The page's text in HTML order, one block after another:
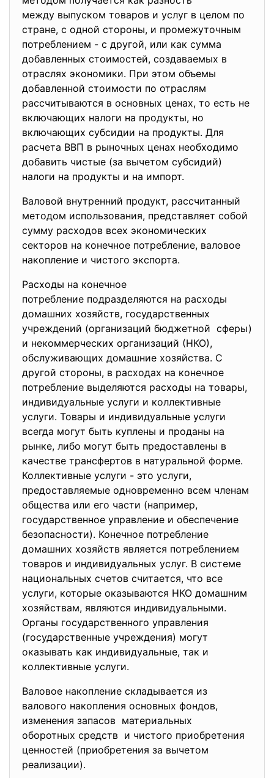
между выпуском товаров и услуг в целом по
стране, с одной стороны, и промежуточным
потреблением - с другой, или как сумма
добавленных стоимостей, создаваемых в
отраслях экономики. При этом объемы
добавленной стоимости по отраслям
рассчитываются в основных ценах, то есть не
включающих налоги на продукты, но
включающих субсидии на продукты. Для
расчета ВВП в рыночных ценах необходимо
добавить чистые (за вычетом субсидий)
налоги на продукты и на импорт.
Валовой внутренний продукт, рассчитанный
методом использования, представляет собой
сумму расходов всех экономических
секторов на конечное потребление, валовое
накопление и чистого экспорта.
Расходы на конечное
потребление подразделяются на расходы
домашних хозяйств, государственных
учреждений (организаций бюджетной сферы)
и некоммерческих организаций (НКО),
обслуживающих домашние хозяйства. С
другой стороны, в расходах на конечное
потребление выделяются расходы на товары,
индивидуальные услуги и коллективные
услуги. Товары и индивидуальные услуги
всегда могут быть куплены и проданы на
рынке, либо могут быть предоставлены в
качестве трансфертов в натуральной форме.
Коллективные услуги - это услуги,
предоставляемые одновременно всем членам
общества или его части (например,
государственное управление и обеспечение
безопасности). Конечное потребление
домашних хозяйств является потреблением
товаров и индивидуальных услуг. В системе
национальных счетов считается, что все
услуги, которые оказываются НКО домашним
хозяйствам, являются индивидуальными.
Органы государственного управления
(государственные учреждения) могут
оказывать как индивидуальные, так и
коллективные услуги.
Валовое накопление складывается из
валового накопления основных фондов,
изменения запасов материальных
оборотных средств и чистого приобретения
ценностей (приобретения за вычетом
реализации).